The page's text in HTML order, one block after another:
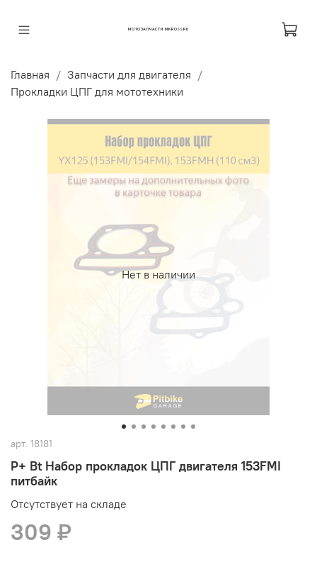
МОТОЗАПЧАСТИ MKROSS.RU
Главная
Запчасти для двигателя
Прокладки ЦПГ для мототехники
Нет в наличии
арт. 18181
P+ Bt Набор прокладок ЦПГ двигателя 153FMI
питбайк
Отсутствует на складе
309 ₽